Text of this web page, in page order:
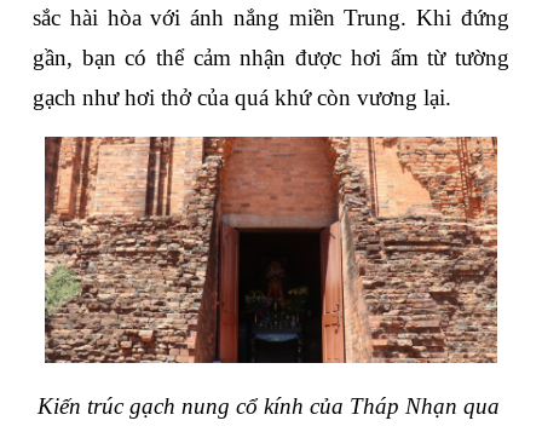
sắc hài hòa với ánh nắng miền Trung. Khi đứng
gần, bạn có thể cảm nhận được hơi ấm từ tường
gạch như hơi thở của quá khứ còn vương lại.
Kiến trúc gạch nung cổ kính của Tháp Nhạn qua